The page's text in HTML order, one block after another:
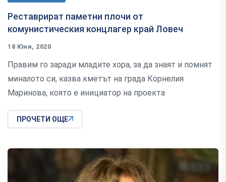
Реставрират паметни плочи от
комунистическия концлагер край Ловеч
18 Юни, 2020
Правим го заради младите хора, за да знаят и помнят
миналото си, казва кметът на града Корнелия
Маринова, която е инициатор на проекта
ПРОЧЕТИ ОЩЕ